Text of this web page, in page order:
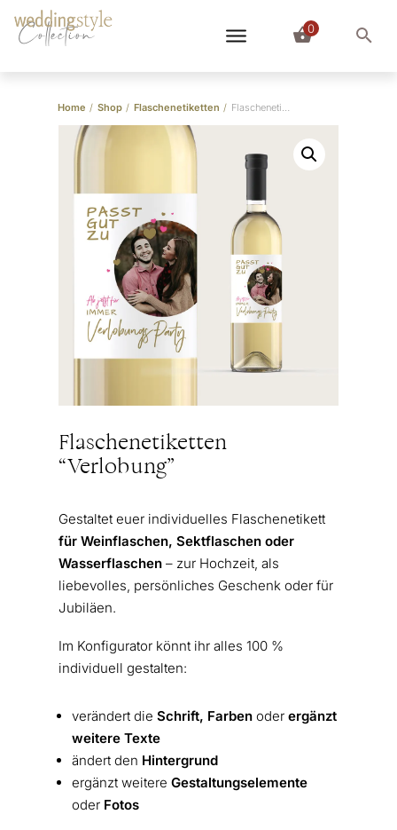
Collection 0
Home / Shop / Flaschenetiketten / Flaschenetiketten “Verlobung”
Flaschenetiketten
“Verlobung”
Gestaltet euer individuelles Flaschenetikett
für Weinflaschen, Sektflaschen oder
Wasserflaschen– zur Hochzeit, als
liebevolles, persönliches Geschenk oder für
Jubiläen.
Im Konfigurator könnt ihr alles 100 %
individuell gestalten:
verändert die Schrift, Farbenoder ergänzt
weitere Texte
ändert den Hintergrund
ergänzt weitere Gestaltungselemente
oder Fotos